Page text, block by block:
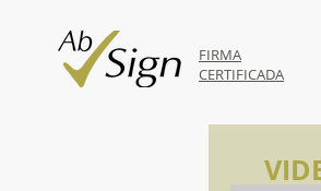
FIRMA
CERTIFICADA